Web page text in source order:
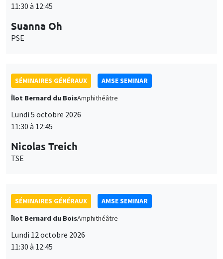
11:30 à 12:45
Suanna Oh
PSE
SÉMINAIRES GÉNÉRAUX
AMSE SEMINAR
Îlot Bernard du BoisAmphithéâtre
Lundi 5 octobre 2026
11:30 à 12:45
Nicolas Treich
TSE
SÉMINAIRES GÉNÉRAUX
AMSE SEMINAR
Îlot Bernard du BoisAmphithéâtre
Lundi 12 octobre 2026
11:30 à 12:45